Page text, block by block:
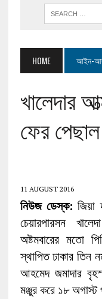
HOME আইন-
খালেদার
ফের পেছাল
11 AUGUST 2016
নিউজ ডেস্ক: জিয়া
চেয়ারপারসন
অষ্টমবারের মতো
স্থাপিত ঢাকার
আহমেদ জমাদার
মঞ্জুর করে ১৮ অগাস্ট